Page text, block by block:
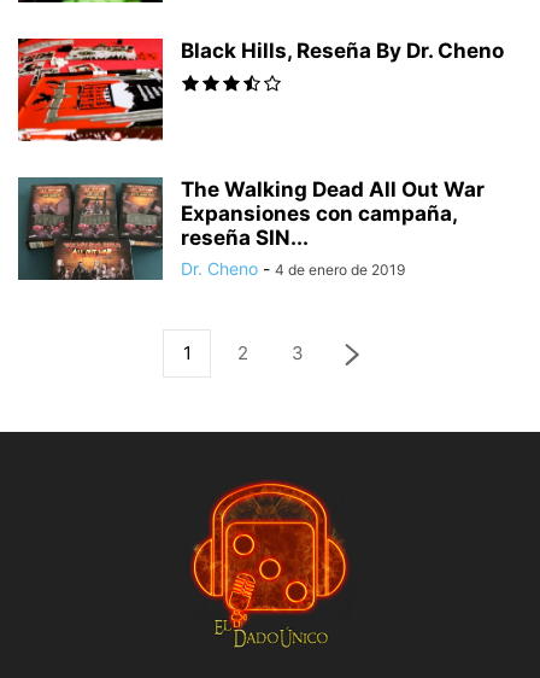
Black Hills, Reseña By Dr. Cheno
The Walking Dead All Out War
Expansiones con campaña,
reseña SIN...
Dr. Cheno - 4 de enero de 2019
1 2 3